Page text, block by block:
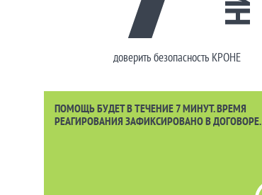
доверить безопасность КРОНЕ
ПОМОЩЬ БУДЕТ В ТЕЧЕНИЕ 7 МИНУТ. ВРЕМЯ
РЕАГИРОВАНИЯ ЗАФИКСИРОВАНО В ДОГОВОРЕ.